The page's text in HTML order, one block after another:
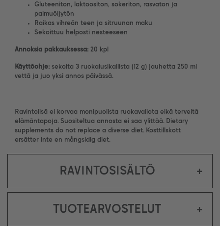
Gluteeniton, laktoositon, sokeriton, rasvaton ja
palmuöljytön
Raikas vihreän teen ja sitruunan maku
Sekoittuu helposti nesteeseen
Annoksia pakkauksessa: 20 kpl
Käyttöohje: sekoita 3 ruokalusikallista (12 g) jauhetta 250 ml
vettä ja juo yksi annos päivässä.
Ravintolisä ei korvaa monipuolista ruokavaliota eikä terveitä
elämäntapoja. Suositeltua annosta ei saa ylittää. Dietary
supplements do not replace a diverse diet. Kosttillskott
ersätter inte en mångsidig diet.
RAVINTOSISÄLTÖ +
TUOTEARVOSTELUT +